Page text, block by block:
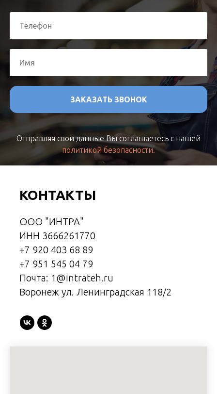
ЗАКАЗАТЬ ЗВОНОК
Отправляя свои данные Вы соглашаетесь с нашей
политикой безопасности.
КОНТАКТЫ
ООО "ИНТРА"
ИНН 3666261770
+7 920 403 68 89
+7 951 545 04 79
Почта: 1@intrateh.ru
Воронеж ул. Ленинградская 118/2